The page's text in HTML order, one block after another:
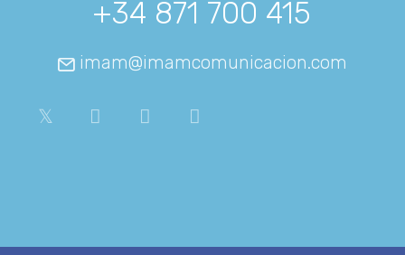
+34 871 700 415
imam@imamcomunicacion.com